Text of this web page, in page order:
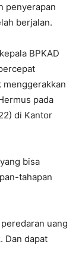
penyerapan
berjalan.
BPKAD
menggerakkan
pada
di Kantor
bisa
tahapan
uang
Dan dapat